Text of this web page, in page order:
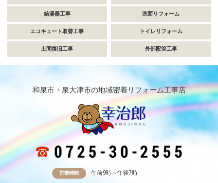
給湯器工事 洗面リフォーム
エコキュート取替工事 トイレリフォーム
土間復旧工事 外部配管工事
和泉市・泉大津市の地域密着リフォーム工事店
営業時間 午前9時～午後7時